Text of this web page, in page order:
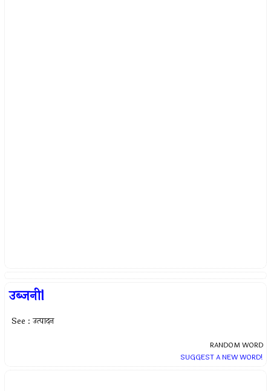
उब्जनीI
See : उत्पादन
RANDOM WORD
SUGGEST A NEW WORD!